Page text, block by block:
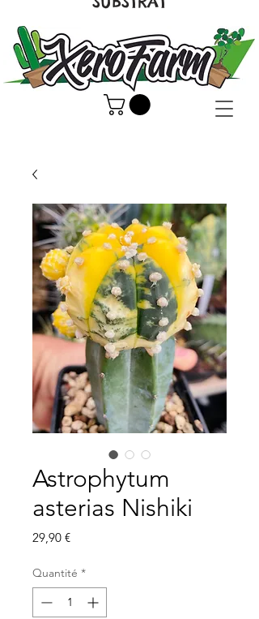
Astrophytum
asterias Nishiki
29,90 €Prix
Quantité *